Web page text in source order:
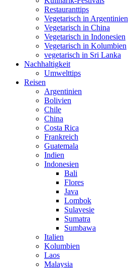
Restauranttips
Vegetarisch in Argentinien
Vegetarisch in China
Vegetarisch in Indonesien
Vegetarisch in Kolumbien
vegetarisch in Sri Lanka
Nachhaltigkeit
Umwelttips
Reisen
Argentinien
Bolivien
Chile
China
Costa Rica
Frankreich
Guatemala
Indien
Indonesien
Bali
Flores
Java
Lombok
Sulavesie
Sumatra
Sumbawa
Italien
Kolumbien
Laos
Malaysia